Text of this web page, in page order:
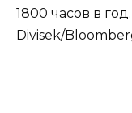
1800 часов в
Divisek/